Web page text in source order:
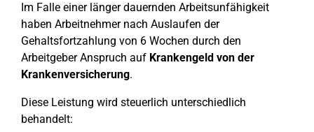
Im Falle einer länger dauernden Arbeitsunfähigkeit
haben Arbeitnehmer nach Auslaufen der
Gehaltsfortzahlung von 6 Wochen durch den
Arbeitgeber Anspruch auf Krankengeld von der
Krankenversicherung.
Diese Leistung wird steuerlich unterschiedlich
behandelt: